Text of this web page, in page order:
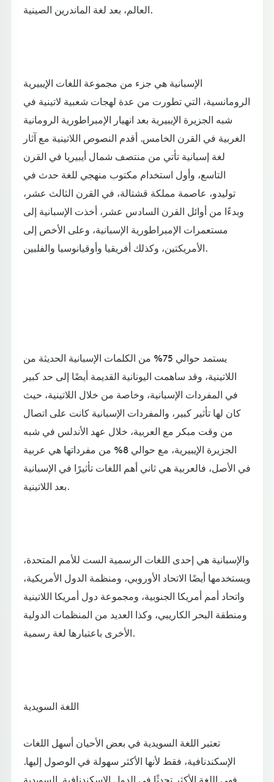
العالم، بعد لغة الماندرين الصينية.
الإسبانية هي جزء من مجموعة اللغات الإيبيرية
الرومانسية، التي تطورت من عدة لهجات شعبية لاتينية في
شبه الجزيرة الإيبيرية بعد انهيار الإمبراطورية الرومانية
الغربية في القرن الخامس. أقدم النصوص اللاتينية مع آثار
لغة إسبانية تأتي من منتصف شمال أيبيريا في القرن
التاسع، وأول استخدام مكتوب منهجي للغة حدث في
توليدو، عاصمة مملكة قشتالة، في القرن الثالث عشر،
وبدءًا من أوائل القرن السادس عشر، أخذت الإسبانية إلى
مستعمرات الإمبراطورية الإسبانية، وعلى الأخص إلى
الأمريكتين، وكذلك أفريقيا وأوقيانوسيا والفلبين.
يستمد حوالي 75% من الكلمات الإسبانية الحديثة من
اللاتينية، وقد ساهمت اليونانية القديمة أيضًا إلى حد كبير
في المفردات الإسبانية، وخاصة من خلال اللاتينية، حيث
كان لها تأثير كبير، والمفردات الإسبانية كانت على اتصال
من وقت مبكر مع العربية، خلال عهد الأندلس في شبه
الجزيرة الإيبيرية، مع حوالي 8% من مفرداتها هي عربية
في الأصل، فالعربية هي ثاني أهم اللغات تأثيرًا في الإسبانية
بعد اللاتينية.
والإسبانية هي إحدى اللغات الرسمية الست للأمم المتحدة،
ويستخدمها أيضًا الاتحاد الأوروبي، ومنظمة الدول الأمريكية،
واتحاد أمم أمريكا الجنوبية، ومجموعة دول أمريكا اللاتينية
ومنطقة البحر الكاريبي، وكذا العديد من المنظمات الدولية
الأخرى باعتبارها لغة رسمية.
اللغة السويدية
تعتبر اللغة السويدية في بعض الأحيان أسهل اللغات
الإسكندنافية، فقط لأنها الأكثر سهولة في الوصول إليها.
فهي اللغة الأكثر تحدثًا في الدول الإسكندنافية. السويدية